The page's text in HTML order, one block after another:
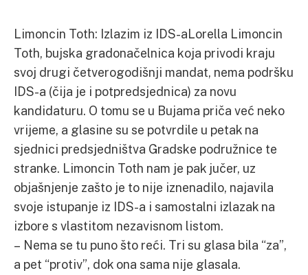
Limoncin Toth: Izlazim iz IDS-aLorella Limoncin
Toth, bujska gradonačelnica koja privodi kraju
svoj drugi četverogodišnji mandat, nema podršku
IDS-a (čija je i potpredsjednica) za novu
kandidaturu. O tomu se u Bujama priča već neko
vrijeme, a glasine su se potvrdile u petak na
sjednici predsjedništva Gradske podružnice te
stranke. Limoncin Toth nam je pak jučer, uz
objašnjenje zašto je to nije iznenadilo, najavila
svoje istupanje iz IDS-a i samostalni izlazak na
izbore s vlastitom nezavisnom listom.
– Nema se tu puno što reći. Tri su glasa bila “za”,
a pet “protiv”, dok ona sama nije glasala.